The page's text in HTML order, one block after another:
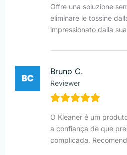
Offre una soluzione
eliminare le tossine
impressionato dalla
Bruno C.
Reviewer
O Kleaner é um
a confiança de que
complicada.